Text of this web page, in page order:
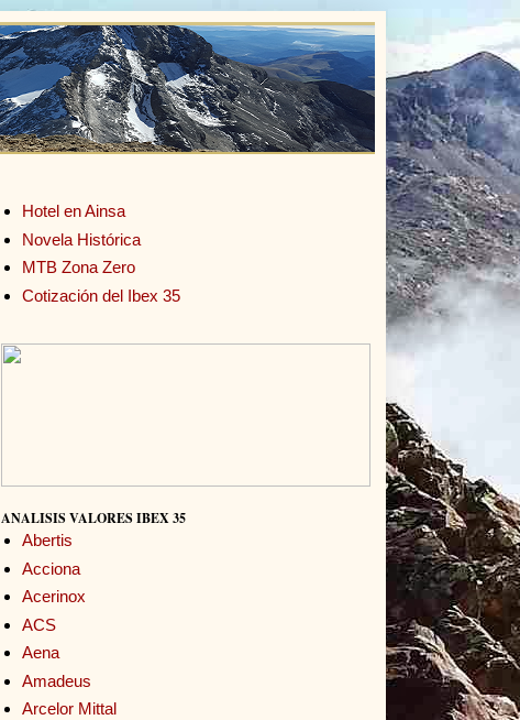
Hotel en Ainsa
Novela Histórica
MTB Zona Zero
Cotización del Ibex 35
ANALISIS VALORES IBEX 35
Abertis
Acciona
Acerinox
ACS
Aena
Amadeus
Arcelor Mittal